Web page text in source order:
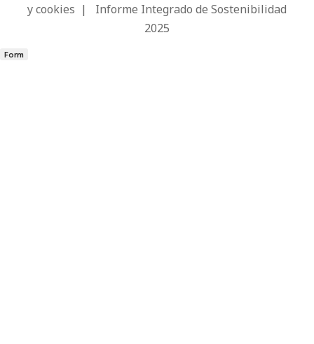
y cookies | Informe Integrado de Sostenibilidad
2025
Form